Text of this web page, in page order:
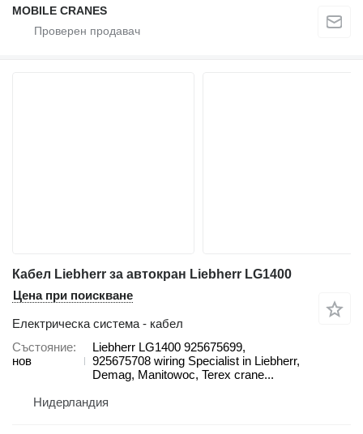
MOBILE CRANES
Кабел Liebherr за автокран Liebherr LG1400
Цена при поискване
Електрическа система - кабел
Състояние
нов
Liebherr LG1400 925675699,
925675708 wiring Specialist in Liebherr,
Demag, Manitowoc, Terex crane...
Нидерландия